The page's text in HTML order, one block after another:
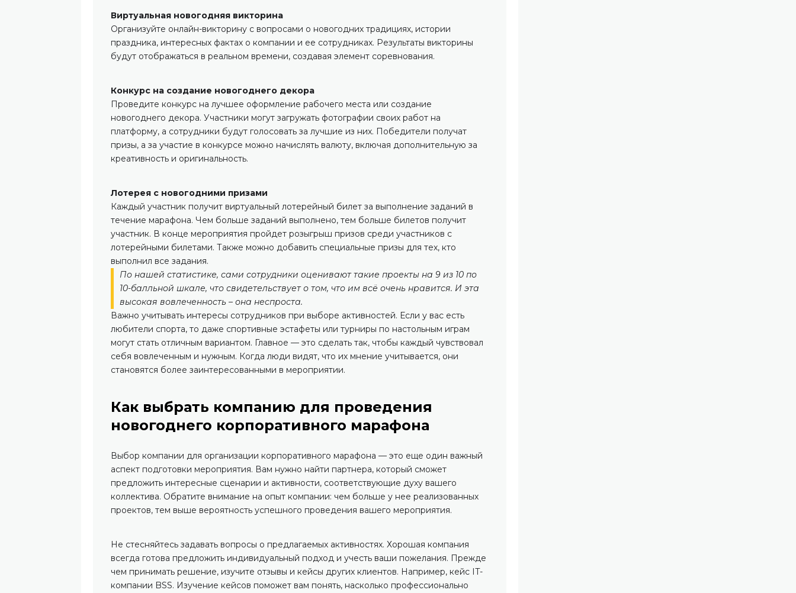
Виртуальная новогодняя викторина
Организуйте онлайн-викторину с вопросами о новогодних традициях, истории
праздника, интересных фактах о компании и ее сотрудниках. Результаты викторины
будут отображаться в реальном времени, создавая элемент соревнования.
Конкурс на создание новогоднего декора
Проведите конкурс на лучшее оформление рабочего места или создание
новогоднего декора. Участники могут загружать фотографии своих работ на
платформу, а сотрудники будут голосовать за лучшие из них. Победители получат
призы, а за участие в конкурсе можно начислять валюту, включая дополнительную за
креативность и оригинальность.
Лотерея с новогодними призами
Каждый участник получит виртуальный лотерейный билет за выполнение заданий в
течение марафона. Чем больше заданий выполнено, тем больше билетов получит
участник. В конце мероприятия пройдет розыгрыш призов среди участников с
лотерейными билетами. Также можно добавить специальные призы для тех, кто
выполнил все задания.
По нашей статистике, сами сотрудники оценивают такие проекты на 9 из 10 по
10-балльной шкале, что свидетельствует о том, что им всё очень нравится. И эта
высокая вовлеченность – она неспроста.
Важно учитывать интересы сотрудников при выборе активностей. Если у вас есть
любители спорта, то даже спортивные эстафеты или турниры по настольным играм
могут стать отличным вариантом. Главное — это сделать так, чтобы каждый чувствовал
себя вовлеченным и нужным. Когда люди видят, что их мнение учитывается, они
становятся более заинтересованными в мероприятии.
Как выбрать компанию для проведения
новогоднего корпоративного марафона
Выбор компании для организации корпоративного марафона — это еще один важный
аспект подготовки мероприятия. Вам нужно найти партнера, который сможет
предложить интересные сценарии и активности, соответствующие духу вашего
коллектива. Обратите внимание на опыт компании: чем больше у нее реализованных
проектов, тем выше вероятность успешного проведения вашего мероприятия.
Не стесняйтесь задавать вопросы о предлагаемых активностях. Хорошая компания
всегда готова предложить индивидуальный подход и учесть ваши пожелания. Прежде
чем принимать решение, изучите отзывы и кейсы других клиентов. Например, кейс IT-
компании BSS. Изучение кейсов поможет вам понять, насколько профессионально